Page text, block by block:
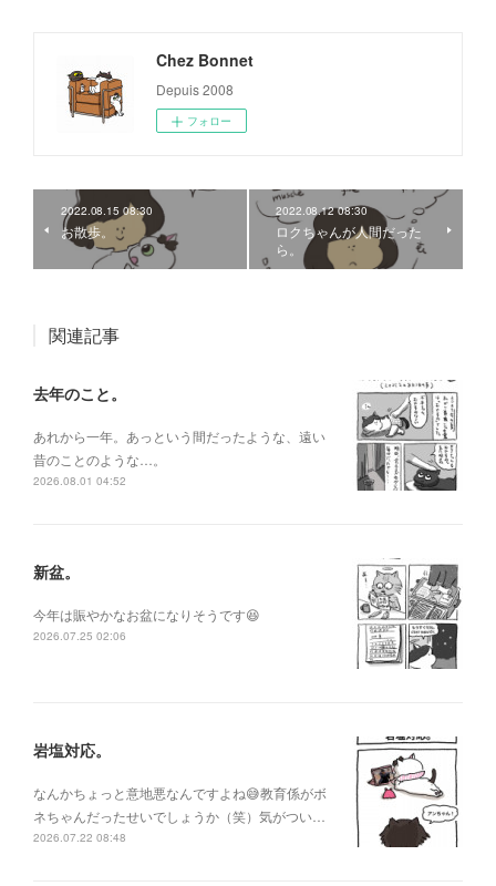
Chez Bonnet
Depuis 2008
フォロー
2022.08.15 08:30
お散歩。
2022.08.12 08:30
ロクちゃんが人間だった
ら。
関連記事
去年のこと。
あれから一年。あっという間だったような、遠い
昔のことのような…。
2026.08.01 04:52
新盆。
今年は賑やかなお盆になりそうです😆
2026.07.25 02:06
岩塩対応。
なんかちょっと意地悪なんですよね😅教育係がボ
ネちゃんだったせいでしょうか（笑）気がつい…
2026.07.22 08:48